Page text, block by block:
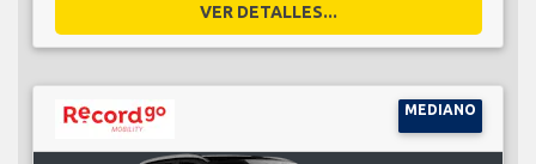
VER DETALLES...
MEDIANO